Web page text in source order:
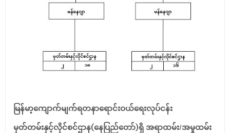
မြန်မာ့ကျောက်မျက်ရတနာရောင်းဝယ်ရေးလုပ်ငန်း
မှတ်တမ်းနှင့်လိုင်စင်ဌာန(နေပြည်တော်)ရှိ အရာထမ်း/အမှုထမ်း